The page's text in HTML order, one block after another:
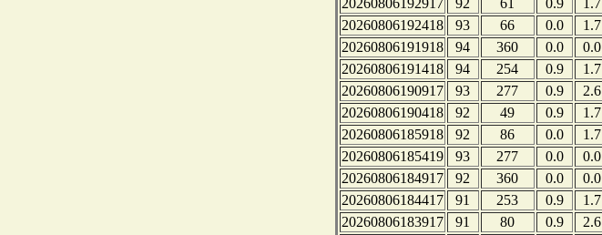
20260806192917
92 61 0.9 1.7
20260806192418
93 66 0.0 1.7
20260806191918
94 360 0.0 0.0
20260806191418
94 254 0.9 1.7
20260806190917
93 277 0.9 2.6
20260806190418
92 49 0.9 1.7
20260806185918
92 86 0.0 1.7
20260806185419
93 277 0.0 0.0
20260806184917
92 360 0.0 0.0
20260806184417
91 253 0.9 1.7
20260806183917
91 80 0.9 2.6